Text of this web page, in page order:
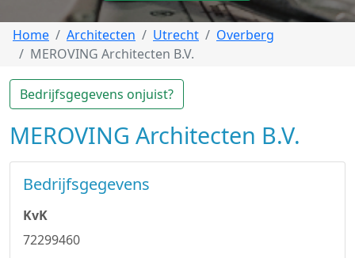
Home Architecten Utrecht
Overberg
MEROVING Architecten B.V.
Bedrijfsgegevens onjuist?
MEROVING Architecten B.V.
Bedrijfsgegevens
KvK
72299460